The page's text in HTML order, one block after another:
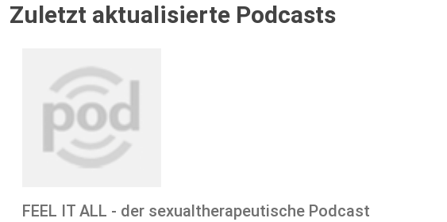
Zuletzt aktualisierte Podcasts
FEEL IT ALL - der sexualtherapeutische Podcast